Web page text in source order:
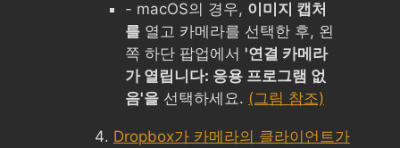
- macOS의 경우, 이미지 캡처
를 열고 카메라를 선택한 후, 왼
쪽 하단 팝업에서 '연결 카메라
가 열립니다: 응용 프로그램 없
음'을 선택하세요. (그림 참조)
Dropbox가 카메라의 클라이언트가